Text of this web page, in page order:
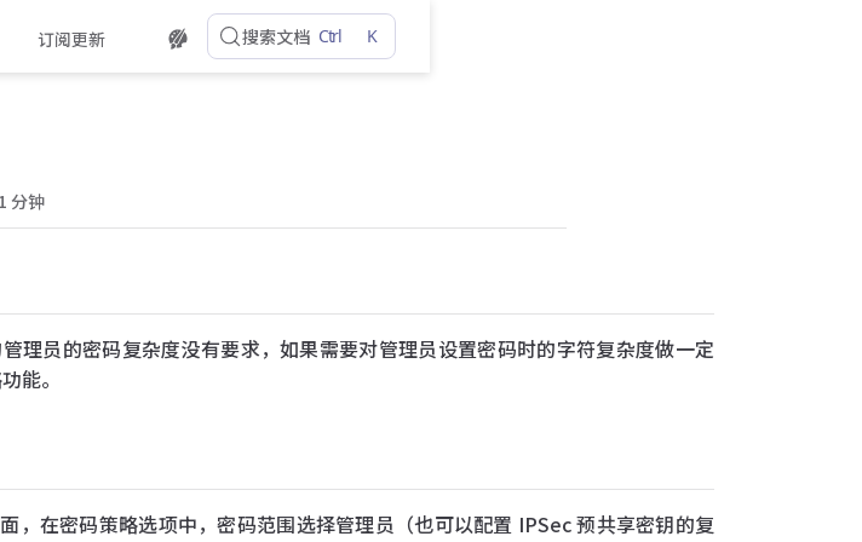
订阅更新 搜索文档 Ctrl K
分钟
理员的密码复杂度没有要求，如果需要对管理员设置密码时的字符复杂度做一定
能。
，在密码策略选项中，密码范围选择管理员（也可以配置 IPSec 预共享密钥的复